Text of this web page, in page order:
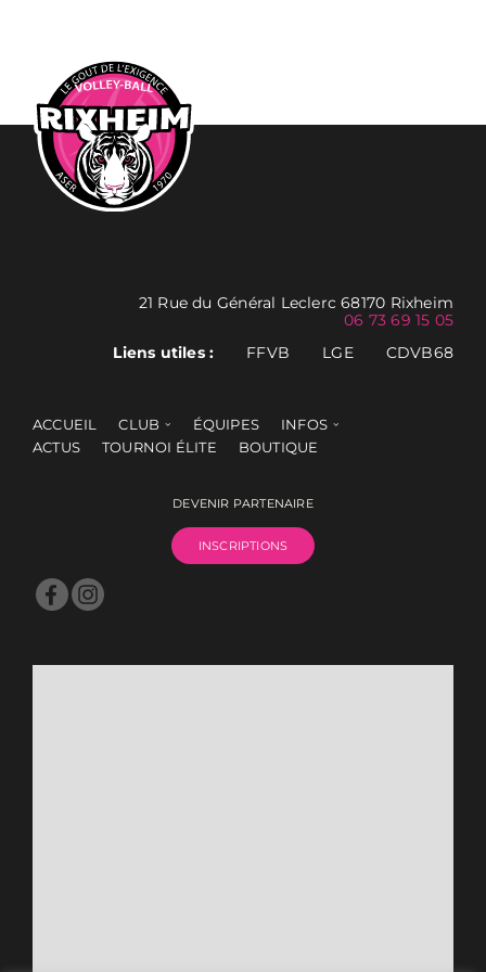
21 Rue du Général Leclerc 68170 Rixheim
06 73 69 15 05
Liens utiles :
FFVB LGE CDVB68
ACCUEIL CLUB ÉQUIPES
INFOS
ACTUS
TOURNOI ÉLITE BOUTIQUE
DEVENIR PARTENAIRE
INSCRIPTIONS